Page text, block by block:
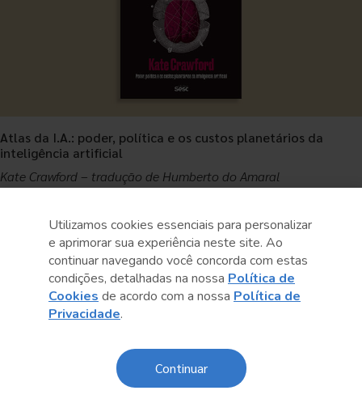
Atlas da I.A.: poder, política e os custos planetários da
inteligência artificial
Kate Crawford – tradução de Humberto do Amaral
Mais informaçõesUtilizamos cookies essenciais para personalizar
e aprimorar sua experiência neste site. Ao
continuar navegando você concorda com estas
condições, detalhadas na nossa Política de
Cookies de acordo com a nossa Política de
Privacidade.
Continuar